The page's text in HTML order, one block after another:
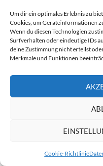
Um dir ein optimales Erlebnis zu
Cookies, um Geräteinformationen
Wenn du diesen Technologien
Surfverhalten oder eindeutige IDs
deine Zustimmung nicht erteilst
Merkmale und Funktionen
Cookie-Richtlinie
CTOUR-REDAKTION
MIT HEINO FERCH